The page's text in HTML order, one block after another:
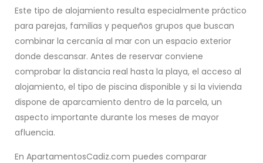
Este tipo de alojamiento resulta especialmente práctico
para parejas, familias y pequeños grupos que buscan
combinar la cercanía al mar con un espacio exterior
donde descansar. Antes de reservar conviene
comprobar la distancia real hasta la playa, el acceso al
alojamiento, el tipo de piscina disponible y si la vivienda
dispone de aparcamiento dentro de la parcela, un
aspecto importante durante los meses de mayor
afluencia.
En ApartamentosCadiz.com puedes comparar